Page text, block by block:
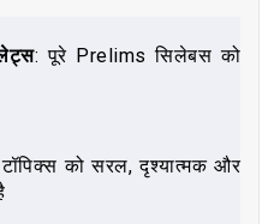
: पूरे Prelims सिलेबस को
को सरल, दृश्यात्मक और